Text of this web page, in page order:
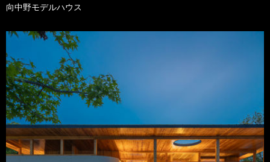
向中野モデルハウス